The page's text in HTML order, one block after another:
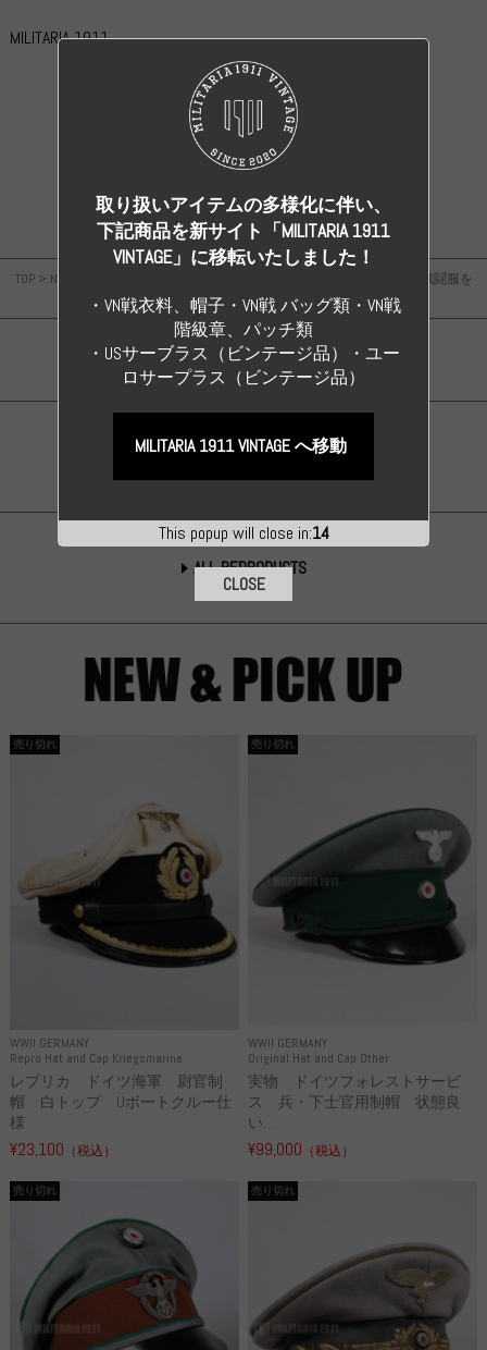
TOP> News & Topics
【WWII 新商品】ドラゴン製 USMC US ARMYのHBT戦闘服を
追加しました。
WWII GERMANY
ALL ORIGINAL ITEM
ALL REPRODUCTS
MILITARIA 1911
TOPページにもどる
WWII GERMANY
Repro Hat and Cap Kriegsmarine
売り切れ
レプリカ ドイツ海軍 尉官制
帽 白トップ Uボートクルー仕
様
¥23,100 （税込）
WWII GERMANY
Original Hat and Cap Other
売り切れ
実物 ドイツフォレストサービ
ス 兵・下士官用制帽 状態良
い...
¥99,000 （税込）
売り切れ 売り切れ
This popup will close in:13
取り扱いアイテムの多様化に伴い、
下記商品を新サイト「MILITARIA 1911
VINTAGE」に移転いたしました！
・VN戦衣料、帽子・VN戦 バッグ類・VN戦
階級章、パッチ類
・USサーブラス（ビンテージ品）・ユー
ロサープラス（ビンテージ品）
MILITARIA 1911 VINTAGE へ移動
CLOSE